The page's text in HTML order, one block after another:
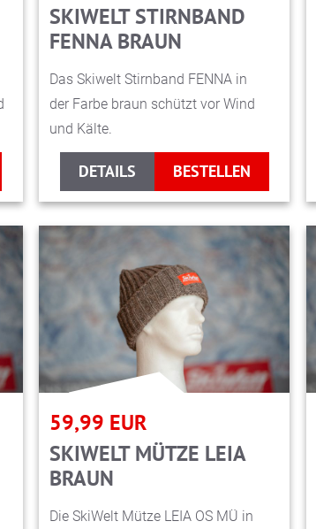
SKIWELT STIRNBAND
FENNA BRAUN
Das Skiwelt Stirnband FENNA in
der Farbe braun schützt vor Wind
und Kälte.
DETAILS BESTELLEN
59,99 EUR
SKIWELT MÜTZE LEIA
BRAUN
Die SkiWelt Mütze LEIA OS MÜ in